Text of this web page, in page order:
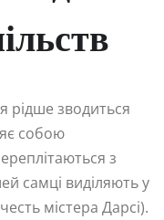
рідше зводиться
собою
з
самці виділяють у
містера Дарсі).